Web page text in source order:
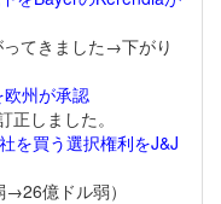
ってきました→下がり
州が承認
しました。
を買う選択権利をJ&J
億ドル弱）